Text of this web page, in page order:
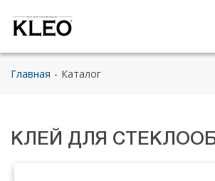
Главная Каталог
КЛЕЙ ДЛЯ